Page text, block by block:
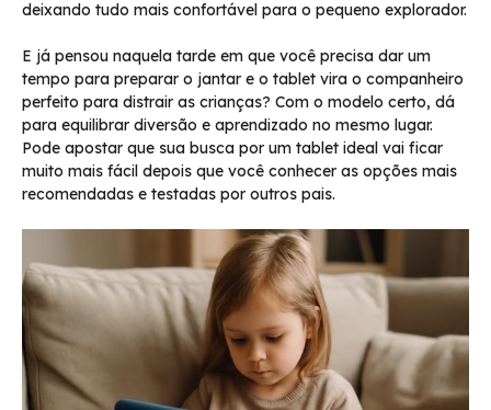
deixando tudo mais confortável para o pequeno explorador.
E já pensou naquela tarde em que você precisa dar um
tempo para preparar o jantar e o tablet vira o companheiro
perfeito para distrair as crianças? Com o modelo certo, dá
para equilibrar diversão e aprendizado no mesmo lugar.
Pode apostar que sua busca por um tablet ideal vai ficar
muito mais fácil depois que você conhecer as opções mais
recomendadas e testadas por outros pais.